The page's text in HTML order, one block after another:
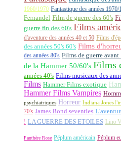
1960/1970 Fantastique des années 1970/
Fernandel Film de guerre des 60's
guerre fin des 60's Films
d'aventure des années 40 et 50 Films
des années 50's 60's Films
des années 80's Films de guerre avant
de la Hammer 50/60's Films
années 40's Films musicaux des
Films Hammer Films exotique
Hammer Films Vampires
psychiatriques Horreur Indiana Jones
70's James Bond seventies
! LA GUERRE DES ETOILES Lino
Panthère Rose Péplum américain Péplum